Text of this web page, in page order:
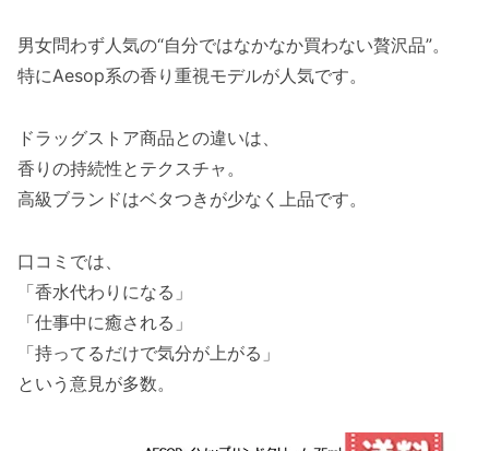
男女問わず人気の“自分ではなかなか買わない贅沢品”。
特にAesop系の香り重視モデルが人気です。
ドラッグストア商品との違いは、
香りの持続性とテクスチャ。
高級ブランドはベタつきが少なく上品です。
口コミでは、
「香水代わりになる」
「仕事中に癒される」
「持ってるだけで気分が上がる」
という意見が多数。